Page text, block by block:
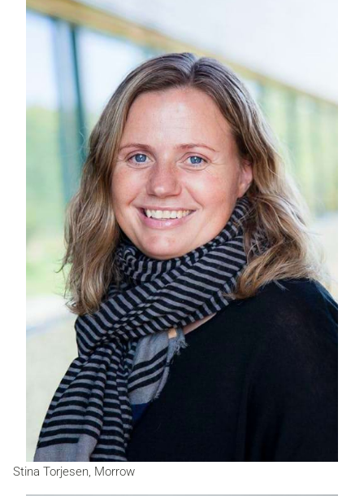
Stina Torjesen, Morrow